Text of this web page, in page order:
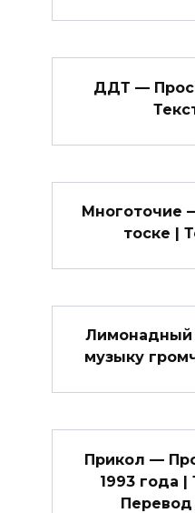
ДДТ —
Многоточие
тоске |
музыку
Прикол —
1993 года |
Перевод